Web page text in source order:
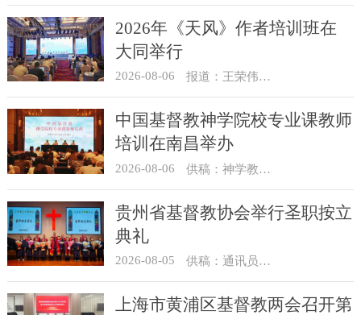
2026年《天风》作者培训班在
大同举行
2026-08-06 报道：王荣伟 摄影：冯谦
中国基督教神学院校专业课教师
培训在南昌举办
2026-08-06 供稿：神学教育部
贵州省基督教协会举行圣职按立
典礼
2026-08-05 供稿：通讯员 杨菁
上海市黄浦区基督教两会召开第